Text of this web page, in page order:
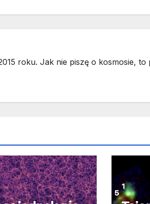
roku. Jak nie piszę o kosmosie, to